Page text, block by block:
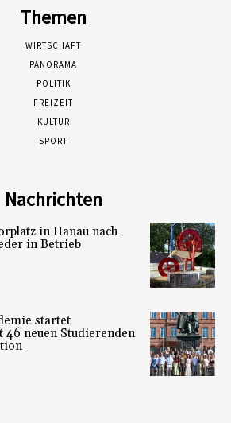
Themen
WIRTSCHAFT
PANORAMA
POLITIK
FREIZEIT
KULTUR
SPORT
Nachrichten
in Hanau nach
in Betrieb
startet
neuen Studierenden